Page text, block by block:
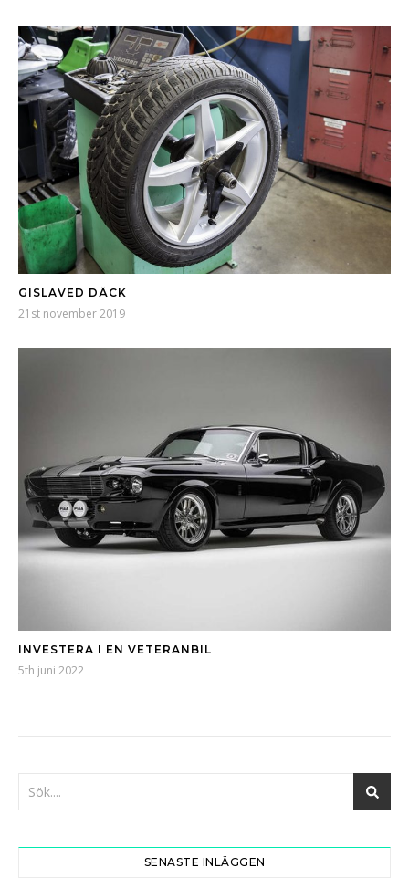
GISLAVED DÄCK
21st november 2019
INVESTERA I EN VETERANBIL
5th juni 2022
SENASTE INLÄGGEN